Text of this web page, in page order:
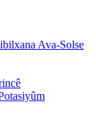
Ava-Solse